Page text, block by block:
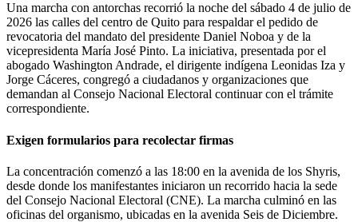
Una marcha con antorchas recorrió la noche del sábado 4 de julio de
2026 las calles del centro de Quito para respaldar el pedido de
revocatoria del mandato del presidente Daniel Noboa y de la
vicepresidenta María José Pinto. La iniciativa, presentada por el
abogado Washington Andrade, el dirigente indígena Leonidas Iza y
Jorge Cáceres, congregó a ciudadanos y organizaciones que
demandan al Consejo Nacional Electoral continuar con el trámite
correspondiente.
Exigen formularios para recolectar firmas
La concentración comenzó a las 18:00 en la avenida de los Shyris,
desde donde los manifestantes iniciaron un recorrido hacia la sede
del Consejo Nacional Electoral (CNE). La marcha culminó en las
oficinas del organismo, ubicadas en la avenida Seis de Diciembre.